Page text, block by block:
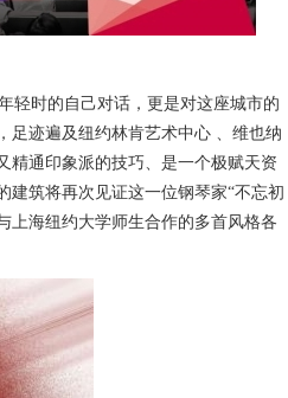
轻时的自己对话，更是对这座城市的
足迹遍及纽约林肯艺术中心 、维也纳
精通印象派的技巧、是一个极赋天资
筑将再次见证这一位钢琴家“不忘初
上海纽约大学师生合作的多首风格各